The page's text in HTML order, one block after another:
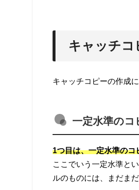
キャッチコ
キャッチコピーの作成
一定水準のコ
1つ目は、一定水準のコ
ここでいう一定水準と
ルのものには、まだま